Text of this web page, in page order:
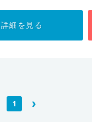
詳細を見る
1 ›